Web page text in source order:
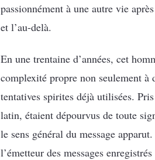
passionnément à une autre vie
et l’au-delà.
En une trentaine d’années, cet
complexité propre non seulement à
tentatives spirites déjà utilisées.
latin, étaient dépourvus de toute
le sens général du message
l’émetteur des messages